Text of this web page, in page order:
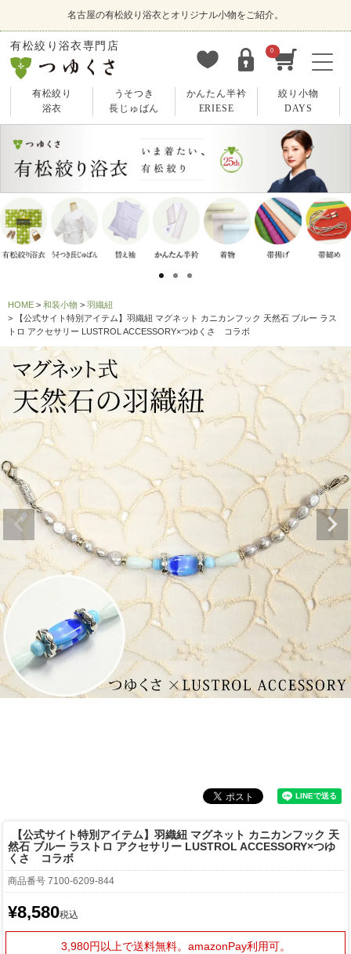
名古屋の有松絞り浴衣とオリジナル小物をご紹介。
有松絞り浴衣専門店 0
有松絞り
浴衣
うそつき
長じゅばん
かんたん半衿
ERIESE
絞り小物
DAYS
HOME 和装小物
羽織紐
【公式サイト特別アイテム】羽織紐 マグネット カニカンフック 天然石 ブルー ラス
トロ アクセサリー LUSTROL ACCESSORY×つゆくさ コラボ
【公式サイト特別アイテム】羽織紐 マグネット カニカンフック 天
然石 ブルー ラストロ アクセサリー LUSTROL ACCESSORY×つゆ
くさ コラボ
商品番号 7100-6209-844
¥8,580税込
3,980円以上で送料無料。 amazonPay利用可。